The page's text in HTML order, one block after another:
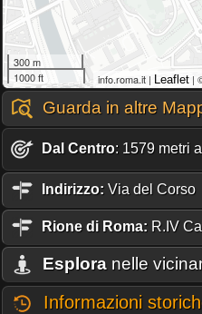
300 m
1000 ft
info.roma.it | Leaflet |
Guarda in altre
Dal Centro: 1579 metri
Indirizzo: Via del Corso
Rione di Roma: R.IV
Esplora nelle
Informazioni